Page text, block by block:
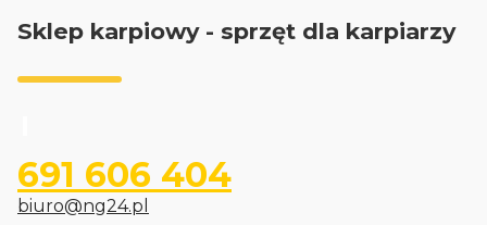
Sklep karpiowy - sprzęt dla karpiarzy
691 606 404
biuro@ng24.pl